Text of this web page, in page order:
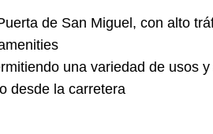
de San Miguel, con alto
una variedad de usos
desde la carretera